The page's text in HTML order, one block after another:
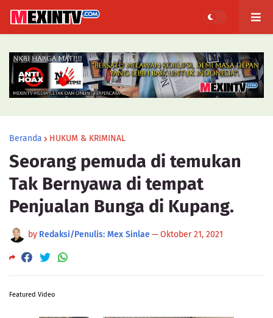
Beranda HUKUM & KRIMINAL
Seorang pemuda di temukan
Tak Bernyawa di tempat
Penjualan Bunga di Kupang.
by Redaksi/Penulis: Mex Sinlae—Oktober 21, 2021
Featured Video